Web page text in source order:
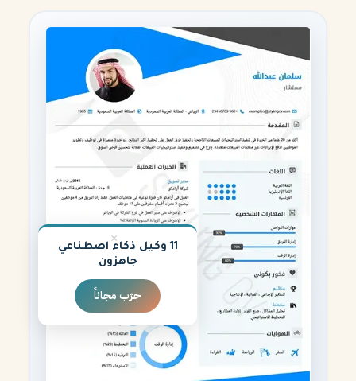
×
11 وكيل ذكاء اصطناعي
جاهزون
جرّب مجاناً